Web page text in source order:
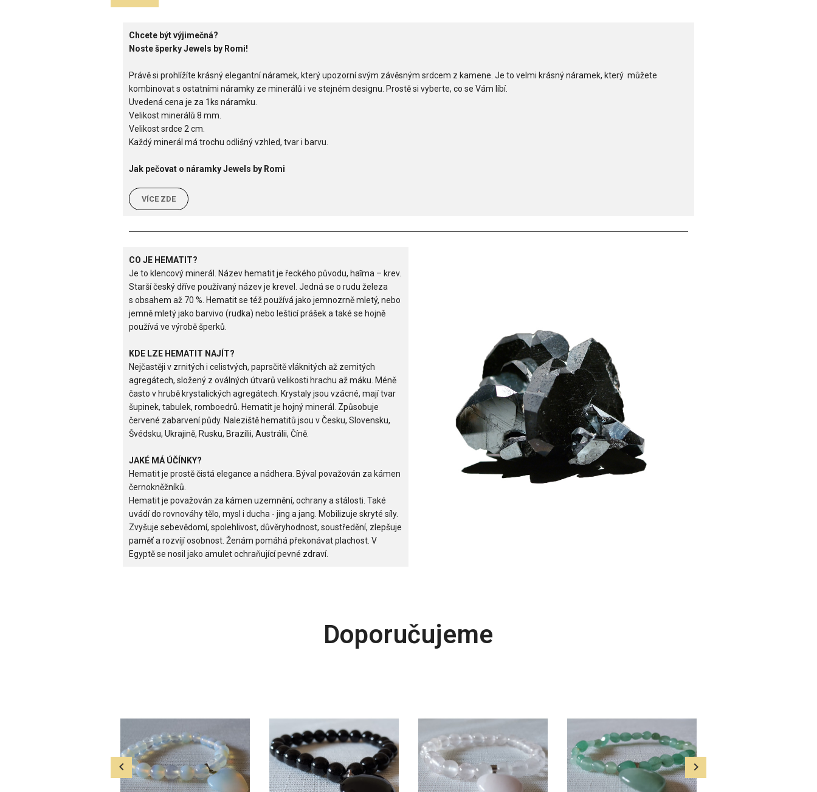
Chcete být výjimečná?
Noste šperky Jewels by Romi!
Právě si prohlížíte krásný elegantní náramek, který upozorní svým závěsným srdcem z kamene. Je to velmi krásný náramek, který můžete
kombinovat s ostatními náramky ze minerálů i ve stejném designu. Prostě si vyberte, co se Vám líbí.
Uvedená cena je za 1ks náramku.
Velikost minerálů 8 mm.
Velikost srdce 2 cm.
Každý minerál má trochu odlišný vzhled, tvar i barvu.
Jak pečovat o náramky Jewels by Romi
VÍCE ZDE
CO JE HEMATIT?
Je to klencový minerál. Název hematit je řeckého původu, haĩma – krev.
Starší český dříve používaný název je krevel. Jedná se o rudu železa
s obsahem až 70 %. Hematit se též používá jako jemnozrně mletý, nebo
jemně mletý jako barvivo (rudka) nebo lešticí prášek a také se hojně
používá ve výrobě šperků.
KDE LZE HEMATIT NAJÍT?
Nejčastěji v zrnitých i celistvých, paprsčitě vláknitých až zemitých
agregátech, složený z oválných útvarů velikosti hrachu až máku. Méně
často v hrubě krystalických agregátech. Krystaly jsou vzácné, mají tvar
šupinek, tabulek, romboedrů. Hematit je hojný minerál. Způsobuje
červené zabarvení půdy. Naleziště hematitů jsou v Česku, Slovensku,
Švédsku, Ukrajině, Rusku, Brazílii, Austrálii, Číně.
JAKÉ MÁ ÚČÍNKY?
Hematit je prostě čistá elegance a nádhera. Býval považován za kámen
černokněžníků.
Hematit je považován za kámen uzemnění, ochrany a stálosti. Také
uvádí do rovnováhy tělo, mysl i ducha - jing a jang. Mobilizuje skryté síly.
Zvyšuje sebevědomí, spolehlivost, důvěryhodnost, soustředění, zlepšuje
paměť a rozvíjí osobnost. Ženám pomáhá překonávat plachost. V
Egyptě se nosil jako amulet ochraňující pevné zdraví.
Doporučujeme